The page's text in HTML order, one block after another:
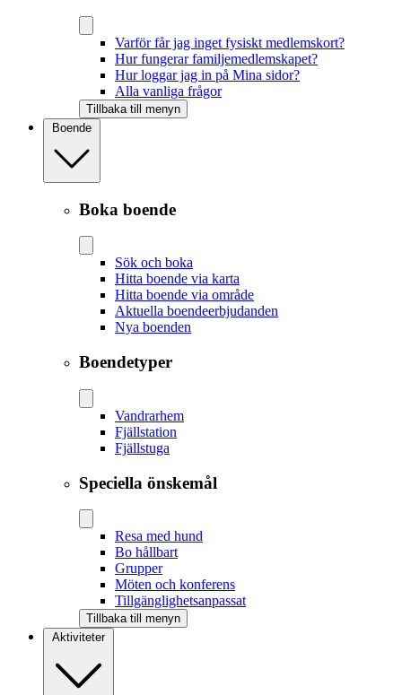
Varför får jag inget fysiskt medlemskort?
Hur fungerar familjemedlemskapet?
Hur loggar jag in på Mina sidor?
Alla vanliga frågor
Tillbaka till menyn
Boende
Boka boende
Sök och boka
Hitta boende via karta
Hitta boende via område
Aktuella boendeerbjudanden
Nya boenden
Boendetyper
Vandrarhem
Fjällstation
Fjällstuga
Speciella önskemål
Resa med hund
Bo hållbart
Grupper
Möten och konferens
Tillgänglighetsanpassat
Tillbaka till menyn
Aktiviteter